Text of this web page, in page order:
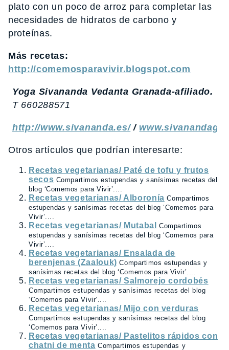
plato con un poco de arroz para completar las
necesidades de hidratos de carbono y
proteínas.
Más recetas:
http://comemosparavivir.blogspot.com
Yoga Sivananda Vedanta Granada-afiliado.
T 660288571
http://www.sivananda.es//
Otros artículos que podrían interesarte:
Recetas vegetarianas/ Paté de tofu y frutos
secos Compartimos estupendas y sanísimas recetas del
blog ‘Comemos para Vivir’....
Recetas vegetarianas/ Alboronía Compartimos
estupendas y sanísimas recetas del blog ‘Comemos para
Vivir’....
Recetas vegetarianas/ Mutabal
Compartimos
estupendas y sanísimas recetas del blog ‘Comemos para
Vivir’....
Recetas vegetarianas/ Ensalada de
berenjenas (Zaalouk) Compartimos estupendas y
sanísimas recetas del blog ‘Comemos para Vivir’....
Recetas vegetarianas/ Salmorejo cordobés
Compartimos estupendas y sanísimas recetas del blog
‘Comemos para Vivir’....
Recetas vegetarianas/ Mijo con verduras
Compartimos estupendas y sanísimas recetas del blog
‘Comemos para Vivir’....
Recetas vegetarianas/ Pastelitos rápidos con
chatni de menta Compartimos estupendas y